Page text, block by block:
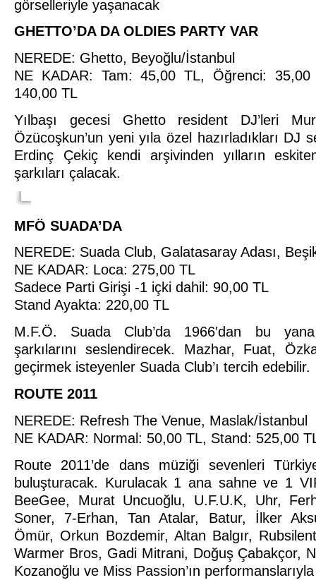
görselleriyle yaşanacak
GHETTO’DA DA OLDIES PARTY VAR
NEREDE: Ghetto, Beyoğlu/İstanbul
NE KADAR: Tam: 45,00 TL, Öğrenci: 35,00
140,00 TL
Yılbaşı gecesi Ghetto resident DJ’leri
Özücoşkun’un yeni yıla özel hazırladıkları DJ
Erdinç Çekiç kendi arşivinden yılların
şarkıları çalacak.
MFÖ SUADA’DA
NEREDE: Suada Club, Galatasaray Adası,
NE KADAR: Loca: 275,00 TL
Sadece Parti Girişi -1 içki dahil: 90,00 TL
Stand Ayakta: 220,00 TL
M.F.Ö. Suada Club’da 1966′dan bu
şarkılarını seslendirecek. Mazhar, Fuat,
geçirmek isteyenler Suada Club’ı tercih edebilir.
ROUTE 2011
NEREDE: Refresh The Venue, Maslak/İstanbul
NE KADAR: Normal: 50,00 TL, Stand: 525,00
Route 2011’de dans müziği sevenleri
buluşturacak. Kurulacak 1 ana sahne ve 1
BeeGee, Murat Uncuoğlu, U.F.U.K, Uhr,
Soner, 7-Erhan, Tan Atalar, Batur, İlker
Ömür, Orkun Bozdemir, Altan Balgır,
Warmer Bros, Gadi Mitrani, Doğuş Çabakçor,
Kozanoğlu ve Miss Passion’ın